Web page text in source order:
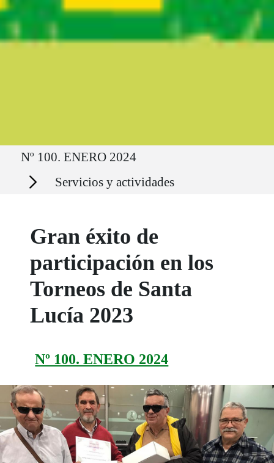
Ruta del sitio
Nº 100. ENERO 2024
Secciones Servicios y actividades
Gran éxito de
participación en los
Torneos de Santa
Lucía 2023
Nº 100. ENERO 2024